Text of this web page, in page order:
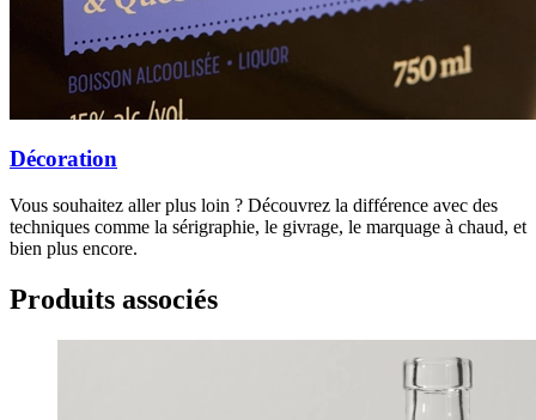
Décoration
Vous souhaitez aller plus loin ? Découvrez la différence avec des
techniques comme la sérigraphie, le givrage, le marquage à chaud, et
bien plus encore.
Produits associés